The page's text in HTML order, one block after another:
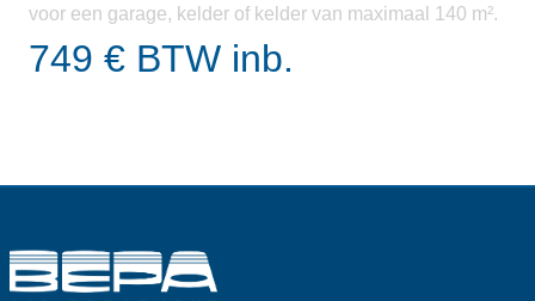
voor een garage, kelder of kelder van maximaal 140 m².
749 € BTW inb.